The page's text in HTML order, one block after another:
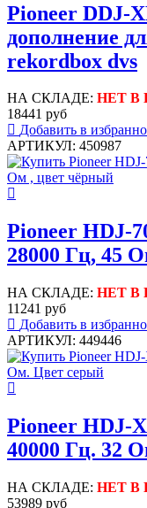
Pioneer DDJ-
дополнение
rekordbox dvs
НА СКЛАДЕ: НЕТ В
18441 руб
Добавить в
АРТИКУЛ: 450987
Pioneer HDJ-
28000 Гц, 45
НА СКЛАДЕ: НЕТ В
11241 руб
Добавить в
АРТИКУЛ: 449446
Pioneer HDJ-
40000 Гц. 32
НА СКЛАДЕ: НЕТ В
53989 руб